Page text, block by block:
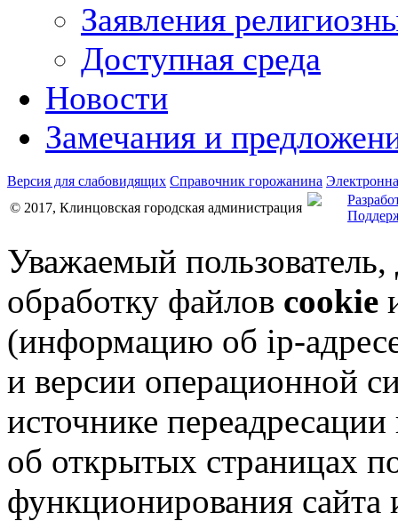
Заявления
Доступная среда
Новости
Замечания и
Версия для слабовидящих Справочник горожанина
© 2017, Клинцовская городская администрация
Уважаемый
обработку файлов cookie
(информацию об ip-
и версии операционной
источнике переадресации
об открытых страницах
функционирования сайта